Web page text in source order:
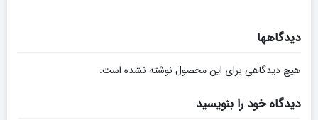
دیدگاهها
هیچ دیدگاهی برای این محصول نوشته نشده است.
دیدگاه خود را بنویسید